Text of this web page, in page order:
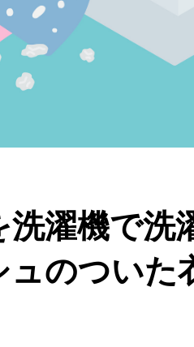
濯機で洗
のついた